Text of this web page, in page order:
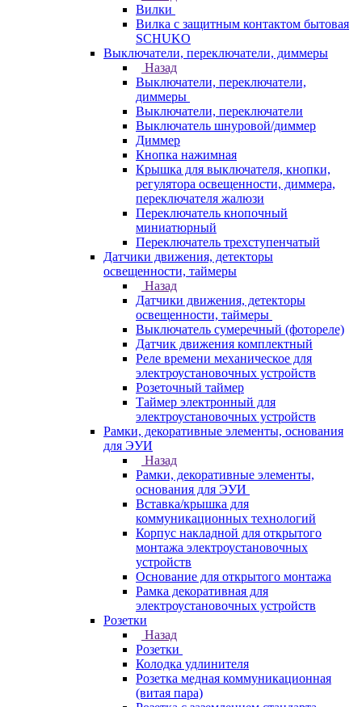
Вилки
Вилка с защитным контактом бытовая
SCHUKO
Выключатели, переключатели, диммеры
Назад
Выключатели, переключатели,
диммеры
Выключатели, переключатели
Выключатель шнуровой/диммер
Диммер
Кнопка нажимная
Крышка для выключателя, кнопки,
регулятора освещенности, диммера,
переключателя жалюзи
Переключатель кнопочный
миниатюрный
Переключатель трехступенчатый
Датчики движения, детекторы
освещенности, таймеры
Назад
Датчики движения, детекторы
освещенности, таймеры
Выключатель сумеречный (фотореле)
Датчик движения комплектный
Реле времени механическое для
электроустановочных устройств
Розеточный таймер
Таймер электронный для
электроустановочных устройств
Рамки, декоративные элементы, основания
для ЭУИ
Назад
Рамки, декоративные элементы,
основания для ЭУИ
Вставка/крышка для
коммуникационных технологий
Корпус накладной для открытого
монтажа электроустановочных
устройств
Основание для открытого монтажа
Рамка декоративная для
электроустановочных устройств
Розетки
Назад
Розетки
Колодка удлинителя
Розетка медная коммуникационная
(витая пара)